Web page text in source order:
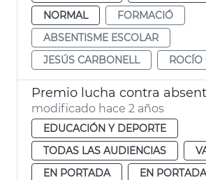
NORMAL
FORMACIÓ
ABSENTISME ESCOLAR
JESÚS CARBONELL
ROCÍO
modificado hace 2 años
EDUCACIÓN Y DEPORTE
TODAS LAS AUDIENCIAS
EN PORTADA
EN